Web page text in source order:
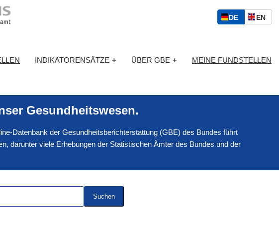
S
p
c
h
l
DED
S
ENE
I
H
INDIKATORENSÄTZE + ÜBER GBE + MEINE FUNDSTELLEN
Gesundheitswesen.
Datenbank der Gesundheitsberichterstattung (GBE) des Bundes führt
darunter viele Erhebungen der Statistischen Ämter des Bundes und der
Suchen